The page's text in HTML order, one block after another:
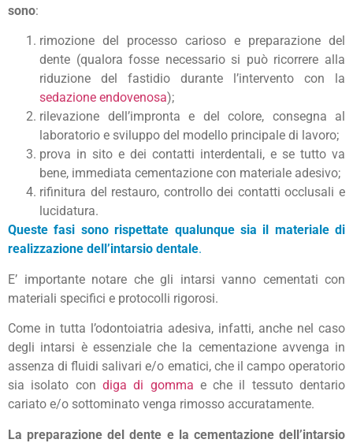
sono:
rimozione del processo carioso e preparazione del
dente (qualora fosse necessario si può ricorrere alla
riduzione del fastidio durante l’intervento con la
sedazione endovenosa);
rilevazione dell’impronta e del colore, consegna al
laboratorio e sviluppo del modello principale di lavoro;
prova in sito e dei contatti interdentali, e se tutto va
bene, immediata cementazione con materiale adesivo;
rifinitura del restauro, controllo dei contatti occlusali e
lucidatura.
Queste fasi sono rispettate qualunque sia il materiale di
realizzazione dell’intarsio dentale.
E’ importante notare che gli intarsi vanno cementati con
materiali specifici e protocolli rigorosi.
Come in tutta l’odontoiatria adesiva, infatti, anche nel caso
degli intarsi è essenziale che la cementazione avvenga in
assenza di fluidi salivari e/o ematici, che il campo operatorio
sia isolato con diga di gomma e che il tessuto dentario
cariato e/o sottominato venga rimosso accuratamente.
La preparazione del dente e la cementazione dell’intarsio